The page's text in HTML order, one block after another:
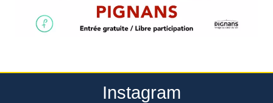
Instagram